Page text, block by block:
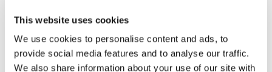
This website uses cookies
We use cookies to personalise content and ads, to
provide social media features and to analyse our traffic.
We also share information about your use of our site with
sind die kleinen, persönlichen Details, die zählen: ein
Lächeln, eine unerwartete Aufmerksamkeit oder ein
ehrliches Gespräch. Gemeinsam mit den